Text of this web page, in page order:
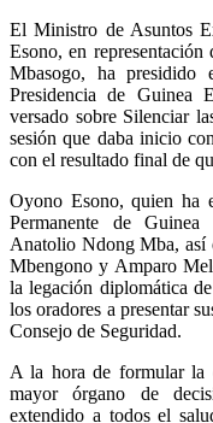
El Ministro de Asuntos
Esono, en
Mbasogo, ha
Presidencia de Guinea
versado sobre Silenciar
sesión que daba inicio
con el resultado final de
Oyono Esono, quien ha
Permanente de
Anatolio Ndong Mba, así
Mbengono y Amparo
la legación diplomática
los oradores a presentar
Consejo de Seguridad.
A la hora de formular la
mayor órgano de
extendido a todos el